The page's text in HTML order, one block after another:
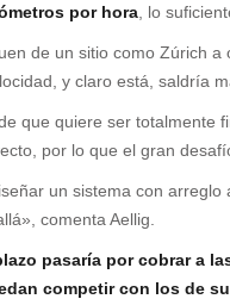
por hora , lo
de un sitio como Zúrich
y claro está, saldría
que quiere ser
por lo que el gran
un sistema con
comenta Aellig.
pasaría por cobrar a
competir con los de